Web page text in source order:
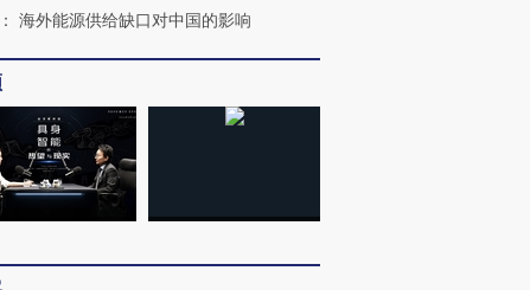
： 海外能源供给缺口对中国的影响